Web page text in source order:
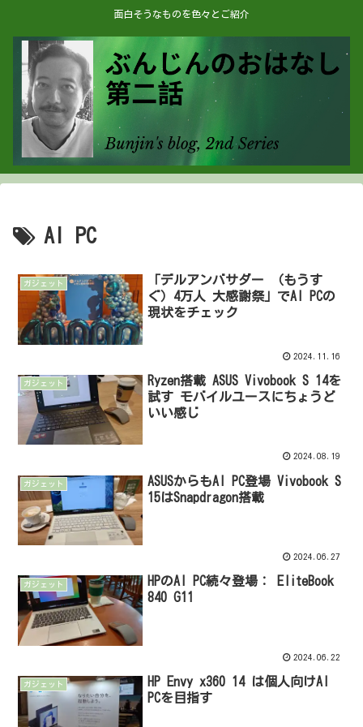
面白そうなものを色々とご紹介
AI PC
ガジェット
「デルアンバサダー （もうす
ぐ）4万人 大感謝祭」でAI PCの
現状をチェック
2024.11.16
ガジェット
Ryzen搭載 ASUS Vivobook S 14を
試す モバイルユースにちょうど
いい感じ
2024.08.19
ガジェット
ASUSからもAI PC登場 Vivobook S
15はSnapdragon搭載
2024.06.27
ガジェット
HPのAI PC続々登場： EliteBook
840 G11
2024.06.22
ガジェット
HP Envy x360 14 は個人向けAI
PCを目指す